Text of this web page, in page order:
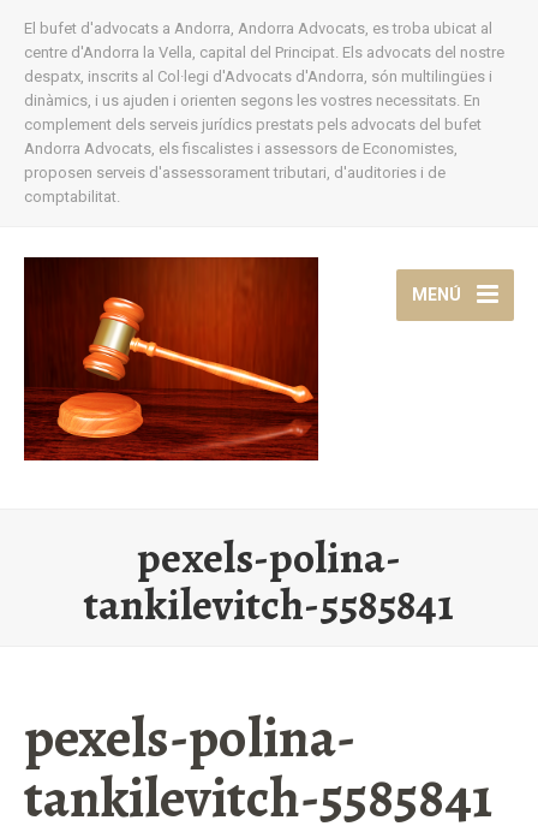
El bufet d'advocats a Andorra, Andorra Advocats, es troba ubicat al
centre d'Andorra la Vella, capital del Principat. Els advocats del nostre
despatx, inscrits al Col·legi d'Advocats d'Andorra, són multilingües i
dinàmics, i us ajuden i orienten segons les vostres necessitats. En
complement dels serveis jurídics prestats pels advocats del bufet
Andorra Advocats, els fiscalistes i assessors de Economistes,
proposen serveis d'assessorament tributari, d'auditories i de
comptabilitat.
MENÚ
pexels-polina-
tankilevitch-5585841
pexels-polina-
tankilevitch-5585841